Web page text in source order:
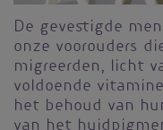
De gevestigde
onze voorouders
migreerden, licht
voldoende
het behoud van
van het